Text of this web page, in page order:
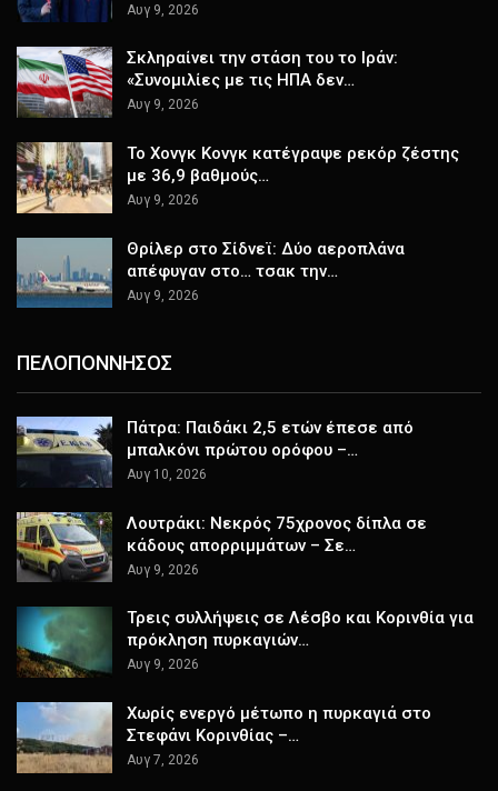
Αυγ 9, 2026
Σκληραίνει την στάση του το Ιράν:
«Συνομιλίες με τις ΗΠΑ δεν…
Αυγ 9, 2026
Το Χονγκ Κονγκ κατέγραψε ρεκόρ ζέστης
με 36,9 βαθμούς…
Αυγ 9, 2026
Θρίλερ στο Σίδνεϊ: Δύο αεροπλάνα
απέφυγαν στο… τσακ την…
Αυγ 9, 2026
ΠΕΛΟΠΟΝΝΗΣΟΣ
Πάτρα: Παιδάκι 2,5 ετών έπεσε από
μπαλκόνι πρώτου ορόφου –…
Αυγ 10, 2026
Λουτράκι: Νεκρός 75χρονος δίπλα σε
κάδους απορριμμάτων – Σε…
Αυγ 9, 2026
Τρεις συλλήψεις σε Λέσβο και Κορινθία για
πρόκληση πυρκαγιών…
Αυγ 9, 2026
Χωρίς ενεργό μέτωπο η πυρκαγιά στο
Στεφάνι Κορινθίας –…
Αυγ 7, 2026